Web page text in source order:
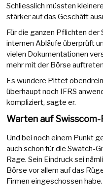
Schliesslich müssten
stärker auf das Geschäft
Für die ganzen Pflichten der
internen Abläufe überprüft
vielen Dokumentationen
mehr mit der Börse
Es wundere Pittet
überhaupt noch IFRS
kompliziert, sagte er.
Warten auf Swisscom-
Und bei noch einem Punkt
auch schon für die Swatch-
Rage. Sein Eindruck sei
Börse vor allem auf das
Firmen eingeschossen habe.